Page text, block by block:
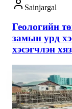
Sainjargal
Геологийн
замын урд
хэсэгчлэн